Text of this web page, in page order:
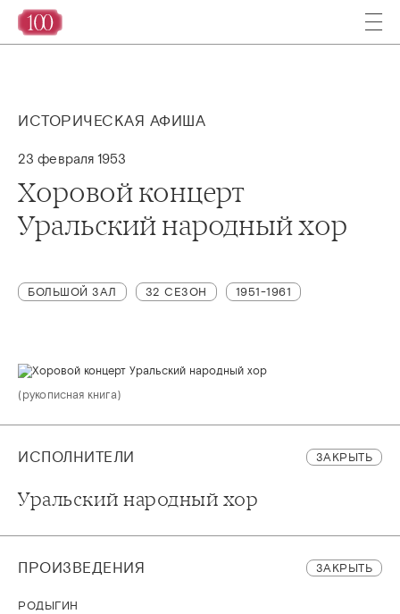
ИСТОРИЧЕСКАЯ АФИША
23 февраля 1953
Хоровой концерт
Уральский народный хор
БОЛЬШОЙ ЗАЛ 32 СЕЗОН 1951-1961
(рукописная книга)
ИСПОЛНИТЕЛИ ЗАКРЫТЬ
Уральский народный хор
ПРОИЗВЕДЕНИЯ ЗАКРЫТЬ
РОДЫГИН